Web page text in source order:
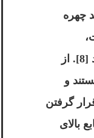
چهره
همانطور که در مطالعه ما انجام شد [8]. از
و
گرفتن
بالای